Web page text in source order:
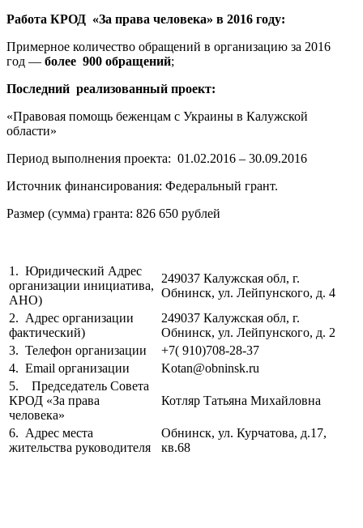
Работа КРОД «За права человека» в 2016 году:
Примерное количество обращений в организацию за 2016
год — более 900 обращений;
Последний реализованный проект:
«Правовая помощь беженцам с Украины в Калужской
области»
Период выполнения проекта: 01.02.2016 – 30.09.2016
Источник финансирования: Федеральный грант.
Размер (сумма) гранта: 826 650 рублей
1. Юридический Адрес
организации инициатива,
АНО)
249037 Калужская обл, г.
Обнинск, ул. Лейпунского, д. 4
2. Адрес организации
фактический)
249037 Калужская обл, г.
Обнинск, ул. Лейпунского, д. 2
3. Телефон организации
+7( 910)708-28-37
4. Email организации
Kotan@obninsk.ru
5. Председатель Совета
КРОД «За права
человека»
Котляр Татьяна Михайловна
6. Адрес места
жительства руководителя
Обнинск, ул. Курчатова, д.17,
кв.68